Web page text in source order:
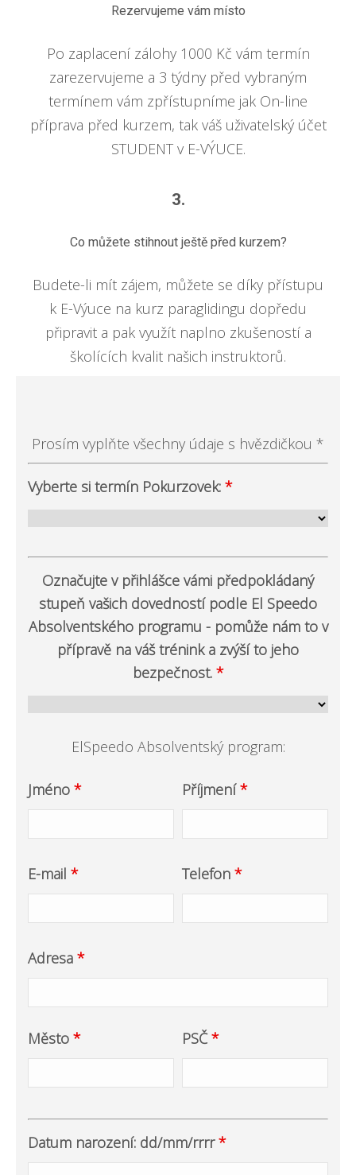
Rezervujeme vám místo
Po zaplacení zálohy 1000 Kč vám termín
zarezervujeme a 3 týdny před vybraným
termínem vám zpřístupníme jak On-line
příprava před kurzem, tak váš uživatelský účet
STUDENT v E-VÝUCE.
3.
Co můžete stihnout ještě před kurzem?
Budete-li mít zájem, můžete se díky přístupu
k E-Výuce na kurz paraglidingu dopředu
připravit a pak využít naplno zkušeností a
školících kvalit našich instruktorů.
Prosím vyplňte všechny údaje s hvězdičkou *
Vyberte si termín Pokurzovek: *
Označujte v přihlášce vámi předpokládaný
stupeň vašich dovedností podle El Speedo
Absolventského programu - pomůže nám to v
přípravě na váš trénink a zvýší to jeho
bezpečnost. *
ElSpeedo Absolventský program:
Jméno * Příjmení*
E-mail * Telefon *
Adresa *
Město * PSČ*
Datum narození: dd/mm/rrrr*